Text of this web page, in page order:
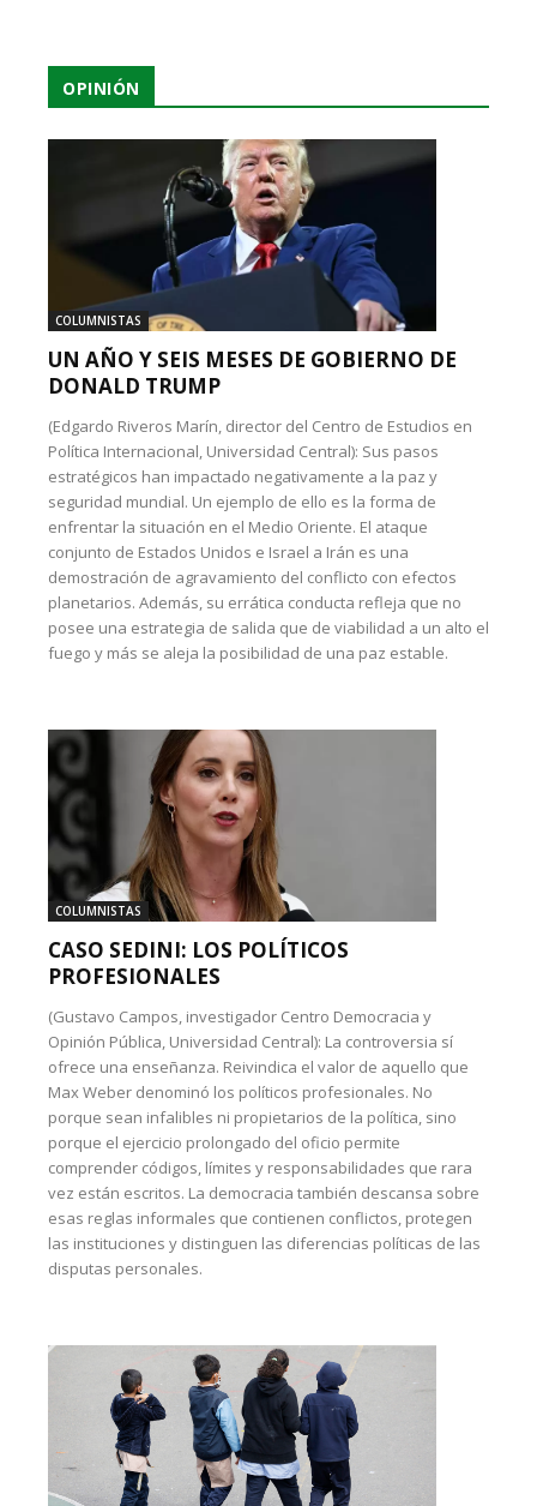
OPINIÓN
COLUMNISTAS
UN AÑO Y SEIS MESES DE GOBIERNO DE
DONALD TRUMP
(Edgardo Riveros Marín, director del Centro de Estudios en
Política Internacional, Universidad Central): Sus pasos
estratégicos han impactado negativamente a la paz y
seguridad mundial. Un ejemplo de ello es la forma de
enfrentar la situación en el Medio Oriente. El ataque
conjunto de Estados Unidos e Israel a Irán es una
demostración de agravamiento del conflicto con efectos
planetarios. Además, su errática conducta refleja que no
posee una estrategia de salida que de viabilidad a un alto el
fuego y más se aleja la posibilidad de una paz estable.
COLUMNISTAS
CASO SEDINI: LOS POLÍTICOS
PROFESIONALES
(Gustavo Campos, investigador Centro Democracia y
Opinión Pública, Universidad Central): La controversia sí
ofrece una enseñanza. Reivindica el valor de aquello que
Max Weber denominó los políticos profesionales. No
porque sean infalibles ni propietarios de la política, sino
porque el ejercicio prolongado del oficio permite
comprender códigos, límites y responsabilidades que rara
vez están escritos. La democracia también descansa sobre
esas reglas informales que contienen conflictos, protegen
las instituciones y distinguen las diferencias políticas de las
disputas personales.